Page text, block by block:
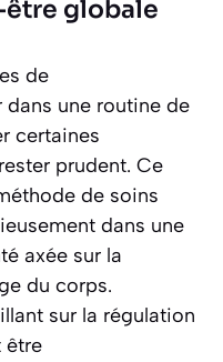
globale
de
dans une routine de
certaines
prudent. Ce
de soins
dans une
axée sur la
du corps.
sur la régulation
être